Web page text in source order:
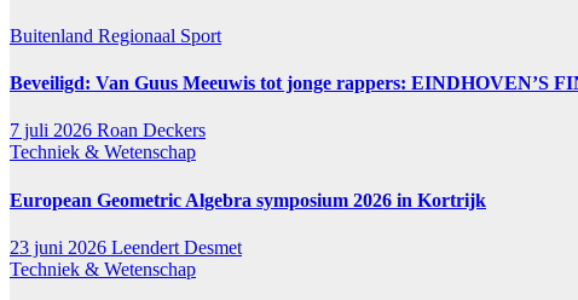
Buitenland Regionaal Sport
Beveiligd: Van Guus Meeuwis tot jonge rappers: EINDHOVEN’S
7 juli 2026 Roan Deckers
Techniek & Wetenschap
European Geometric Algebra symposium 2026 in Kortrijk
23 juni 2026 Leendert Desmet
Techniek & Wetenschap